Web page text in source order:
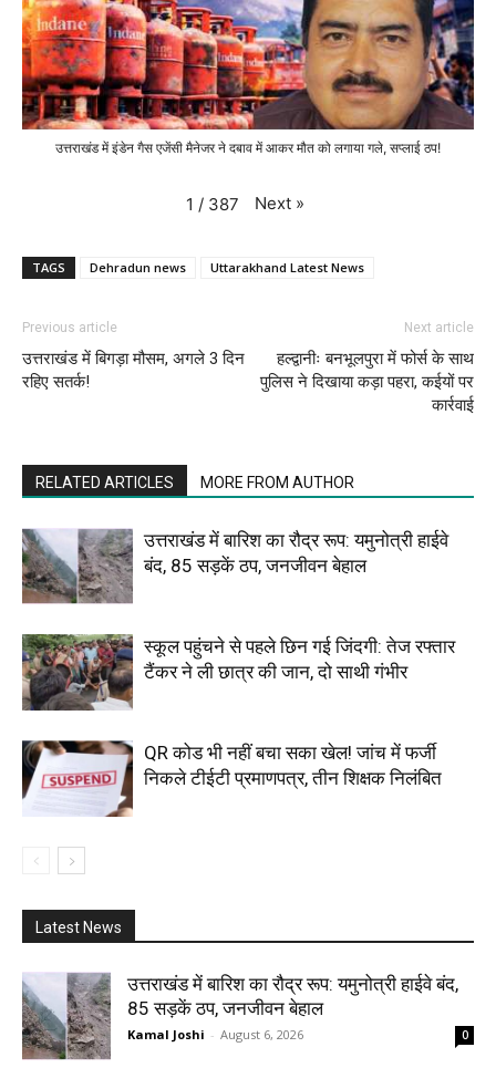
उत्तराखंड में इंडेन गैस एजेंसी मैनेजर ने दबाव में आकर मौत को लगाया गले, सप्लाई ठप!
1 / 387 Next »
TAGS Dehradun news Uttarakhand Latest News
Previous article
उत्तराखंड में बिगड़ा मौसम, अगले 3 दिन
रहिए सतर्क!
Next article
हल्द्वानीः बनभूलपुरा में फोर्स के साथ
पुलिस ने दिखाया कड़ा पहरा, कईयों पर
कार्रवाई
RELATED ARTICLES MORE FROM AUTHOR
उत्तराखंड में बारिश का रौद्र रूप: यमुनोत्री हाईवे
बंद, 85 सड़कें ठप, जनजीवन बेहाल
स्कूल पहुंचने से पहले छिन गई जिंदगी: तेज रफ्तार
टैंकर ने ली छात्र की जान, दो साथी गंभीर
QR कोड भी नहीं बचा सका खेल! जांच में फर्जी
निकले टीईटी प्रमाणपत्र, तीन शिक्षक निलंबित
Latest News
उत्तराखंड में बारिश का रौद्र रूप: यमुनोत्री हाईवे बंद,
85 सड़कें ठप, जनजीवन बेहाल
Kamal Joshi - August 6, 2026 0